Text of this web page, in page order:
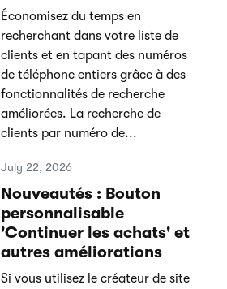
Économisez du temps en
recherchant dans votre liste de
clients et en tapant des numéros
de téléphone entiers grâce à des
fonctionnalités de recherche
améliorées. La recherche de
clients par numéro de...
July 22, 2026
Nouveautés : Bouton
personnalisable
'Continuer les achats' et
autres améliorations
Si vous utilisez le créateur de site